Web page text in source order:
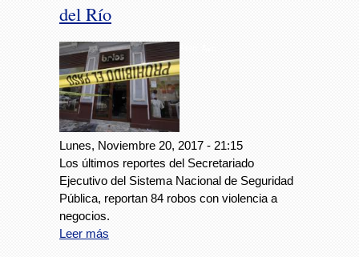
del Río
Lunes, Noviembre 20, 2017 - 21:15
Los últimos reportes del Secretariado
Ejecutivo del Sistema Nacional de Seguridad
Pública, reportan 84 robos con violencia a
negocios.
Leer más